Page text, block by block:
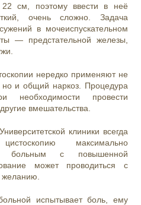
см, поэтому ввести в неё
очень сложно. Задача
в мочеиспускательном
— предстательной железы,
нередко применяют не
но и общий наркоз. Процедура
провести
вмешательства.
клиники всегда
максимально
больным с повышенной
может проводиться с
испытывает боль, ему